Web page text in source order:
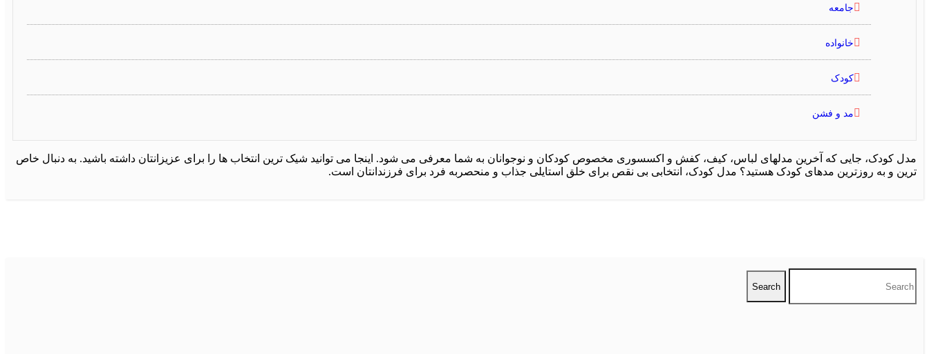
جامعه
خانواده
کودک
مد و فشن
مدل کودک، جایی که آخرین مدلهای لباس، کیف، کفش و اکسسوری مخصوص کودکان و نوجوانان به شما معرفی می شود. اینجا می توانید شیک ترین انتخاب ها را برای عزیزانتان داشته باشید. به دنبال خاص
ترین و به روزترین مدهای کودک هستید؟ مدل کودک، انتخابی بی نقص برای خلق استایلی جذاب و منحصربه فرد برای فرزندانتان است.